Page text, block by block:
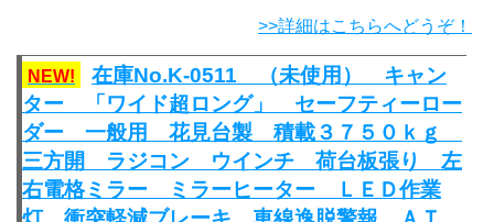
>>詳細はこちらへどうぞ！
NEW!
在庫No.K-0511 （未使用） キャン
ター 「ワイド超ロング」 セーフティーロー
ダー 一般用 花見台製 積載３７５０ｋｇ
三方開 ラジコン ウインチ 荷台板張り 左
右電格ミラー ミラーヒーター ＬＥＤ作業